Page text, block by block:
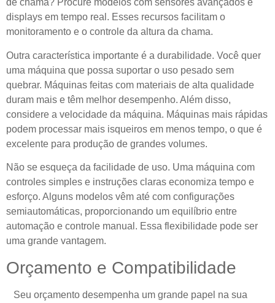
de chama? Procure modelos com sensores avançados e
displays em tempo real. Esses recursos facilitam o
monitoramento e o controle da altura da chama.
Outra característica importante é a durabilidade. Você quer
uma máquina que possa suportar o uso pesado sem
quebrar. Máquinas feitas com materiais de alta qualidade
duram mais e têm melhor desempenho. Além disso,
considere a velocidade da máquina. Máquinas mais rápidas
podem processar mais isqueiros em menos tempo, o que é
excelente para produção de grandes volumes.
Não se esqueça da facilidade de uso. Uma máquina com
controles simples e instruções claras economiza tempo e
esforço. Alguns modelos vêm até com configurações
semiautomáticas, proporcionando um equilíbrio entre
automação e controle manual. Essa flexibilidade pode ser
uma grande vantagem.
Orçamento e Compatibilidade
Seu orçamento desempenha um grande papel na sua